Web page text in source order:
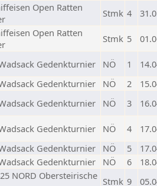
Open Ratten
Stmk 4
Open Ratten
Stmk 5
Gedenkturnier NÖ 1
Gedenkturnier NÖ 2
Gedenkturnier NÖ 3
Gedenkturnier NÖ 4
Gedenkturnier NÖ 5
Gedenkturnier NÖ 6
NORD Obersteirische Stmk 9